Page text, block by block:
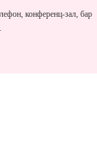
конференц-зал, бар